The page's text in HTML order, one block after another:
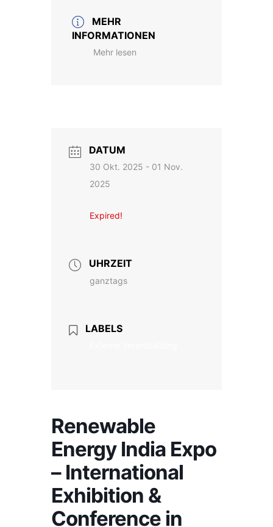
MEHR
INFORMATIONEN
Mehr lesen
DATUM
30 Okt. 2025 - 01 Nov.
2025
Expired!
UHRZEIT
ganztags
LABELS
Renewable
Energy India Expo
– International
Exhibition &
Conference in